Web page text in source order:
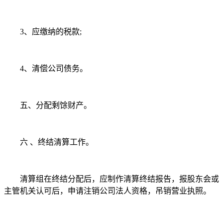
3、应缴纳的税款;
4、清偿公司债务。
五、分配剩馀财产。
六 、终结清算工作。
清算组在终结分配后，应制作清算终结报告，报股东会或
主管机关认可后，申请注销公司法人资格，吊销营业执照。